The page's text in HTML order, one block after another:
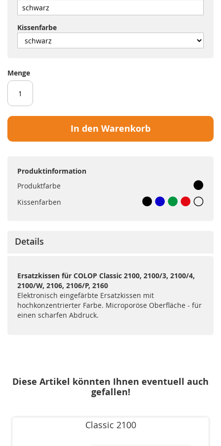
Kissenfarbe
Menge
In den Warenkorb
Produktinformation
Produktfarbe
Kissenfarben
Details
Ersatzkissen für COLOP Classic 2100, 2100/3, 2100/4,
2100/W, 2106, 2106/P, 2160
Elektronisch eingefärbte Ersatzkissen mit
hochkonzentrierter Farbe. Microporöse Oberfläche - für
einen scharfen Abdruck.
Diese Artikel könnten Ihnen eventuell auch
gefallen!
Classic 2100